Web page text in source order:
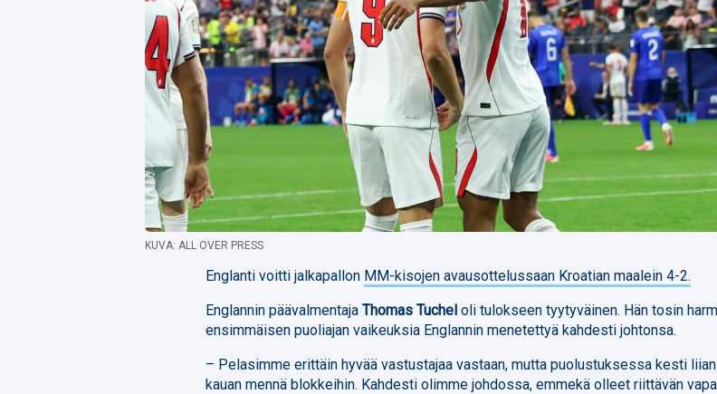
KUVA: ALL OVER PRESS
Englanti voitti jalkapallon MM-kisojen avausottelussaan Kroatian maalein 4-2.
Englannin päävalmentajaThomas Tucheloli tulokseen tyytyväinen. Hän tosin
ensimmäisen puoliajan vaikeuksia Englannin menetettyä kahdesti johtonsa.
– Pelasimme erittäin hyvää vastustajaa vastaan, mutta puolustuksessa kesti liian
kauan mennä blokkeihin. Kahdesti olimme johdossa, emmekä olleet riittävän